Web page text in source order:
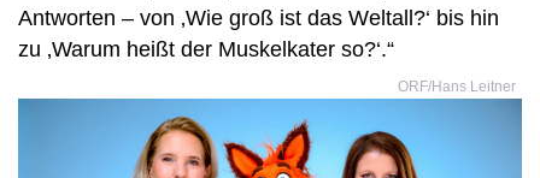
Antworten – von ‚Wie groß ist das Weltall?‘ bis hin
zu ‚Warum heißt der Muskelkater so?‘.“
ORF/Hans Leitner